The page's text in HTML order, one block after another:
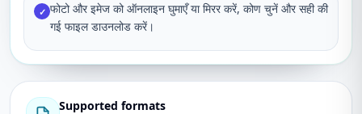
✓ फोटो और इमेज को ऑनलाइन घुमाएँ या मिरर करें, कोण चुनें और सही की
गई फाइल डाउनलोड करें।
Supported formats